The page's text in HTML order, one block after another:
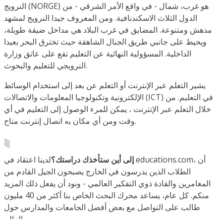
النرويج (NORGE) هو غرب، شمال - في واقع الأمر الشرقي - من
الدول الثلاث الاسكندنافية. ومن المعروف جيدا النرويج لمشهد
مدهش ومتنوعة. المضايق في غرب البلاد هي مداخل ضيقة طويلة،
ويحيط على جانبي طريق الجبال الشاهقة حيث تخترق البحر بعيدا
الداخلية. المسؤولية النهائية عن التعليم تقع على عاتق وزارة
النرويجي للتعليم والبحوث.
يشير التعلم عبر الإنترنت أو التعلم عن بعد إلى استخدام الوسائط
الإلكترونية وتكنولوجيا المعلومات والاتصالات (ICT) في التعليم. من
خلال التعلم عبر الإنترنت ، يمكن للمرء الوصول إلى التعليم في أي
وقت ومن أي مكان به اتصال إنترنت متاح.
إلى أين ستأخذك دراستك؟لدينا اعتقاد في educations.com، أن
الطلاب الذين يدرسون في الخارج يصبحون الجيل القادم من
المغامرين والقادة ذوي التفكير العالمي - ونود أن يفعل ذلك المزيد
منكم. كل عام، يساعد محرك البحث الخاص بنا أكثر من 40 مليون
طالب على التواصل مع بعض أفضل الجامعات والمدارس حول